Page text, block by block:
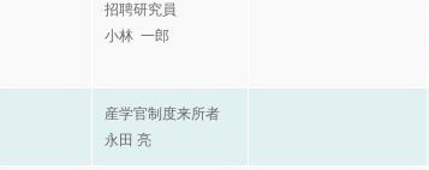
招聘研究員
小林 一郎
産学官制度来所者
永田 亮